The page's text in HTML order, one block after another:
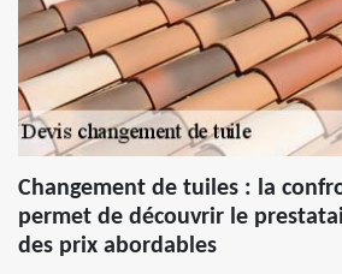
Changement de tuiles : la
permet de découvrir le
des prix abordables